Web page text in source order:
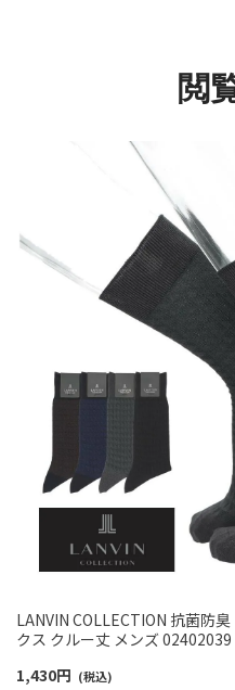
閲
LANVIN COLLECTION 抗菌防
クス クルー丈 メンズ 02402039
1,430円 (税込)